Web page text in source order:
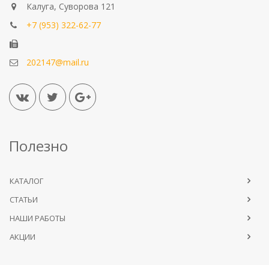
Калуга, Суворова 121
+7 (953) 322-62-77
202147@mail.ru
Полезно
КАТАЛОГ
СТАТЬИ
НАШИ РАБОТЫ
АКЦИИ